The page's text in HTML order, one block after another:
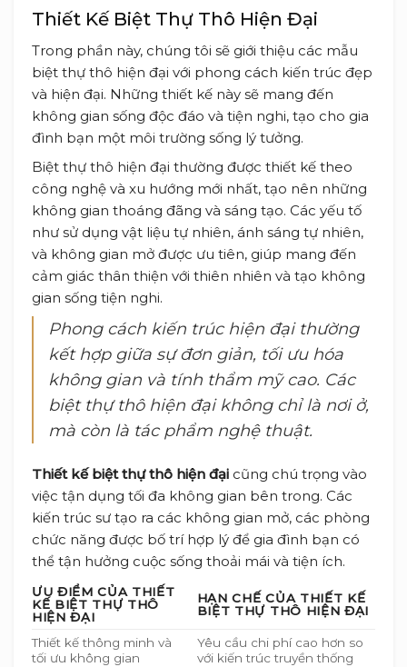
Thiết Kế Biệt Thự Thô Hiện Đại
Trong phần này, chúng tôi sẽ giới thiệu các mẫu
biệt thự thô hiện đại với phong cách kiến trúc đẹp
và hiện đại. Những thiết kế này sẽ mang đến
không gian sống độc đáo và tiện nghi, tạo cho gia
đình bạn một môi trường sống lý tưởng.
Biệt thự thô hiện đại thường được thiết kế theo
công nghệ và xu hướng mới nhất, tạo nên những
không gian thoáng đãng và sáng tạo. Các yếu tố
như sử dụng vật liệu tự nhiên, ánh sáng tự nhiên,
và không gian mở được ưu tiên, giúp mang đến
cảm giác thân thiện với thiên nhiên và tạo không
gian sống tiện nghi.
Phong cách kiến trúc hiện đại thường
kết hợp giữa sự đơn giản, tối ưu hóa
không gian và tính thẩm mỹ cao. Các
biệt thự thô hiện đại không chỉ là nơi ở,
mà còn là tác phẩm nghệ thuật.
Thiết kế biệt thự thô hiện đại cũng chú trọng vào
việc tận dụng tối đa không gian bên trong. Các
kiến trúc sư tạo ra các không gian mở, các phòng
chức năng được bố trí hợp lý để gia đình bạn có
thể tận hưởng cuộc sống thoải mái và tiện ích.
ƯU ĐIỂM CỦA THIẾT
KẾ BIỆT THỰ THÔ
HIỆN ĐẠI
HẠN CHẾ CỦA THIẾT KẾ
BIỆT THỰ THÔ HIỆN ĐẠI
Thiết kế thông minh và
tối ưu không gian
Yêu cầu chi phí cao hơn so
với kiến trúc truyền thống